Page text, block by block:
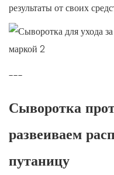
результаты от своих
---
Сыворотка
развеиваем
путаницу